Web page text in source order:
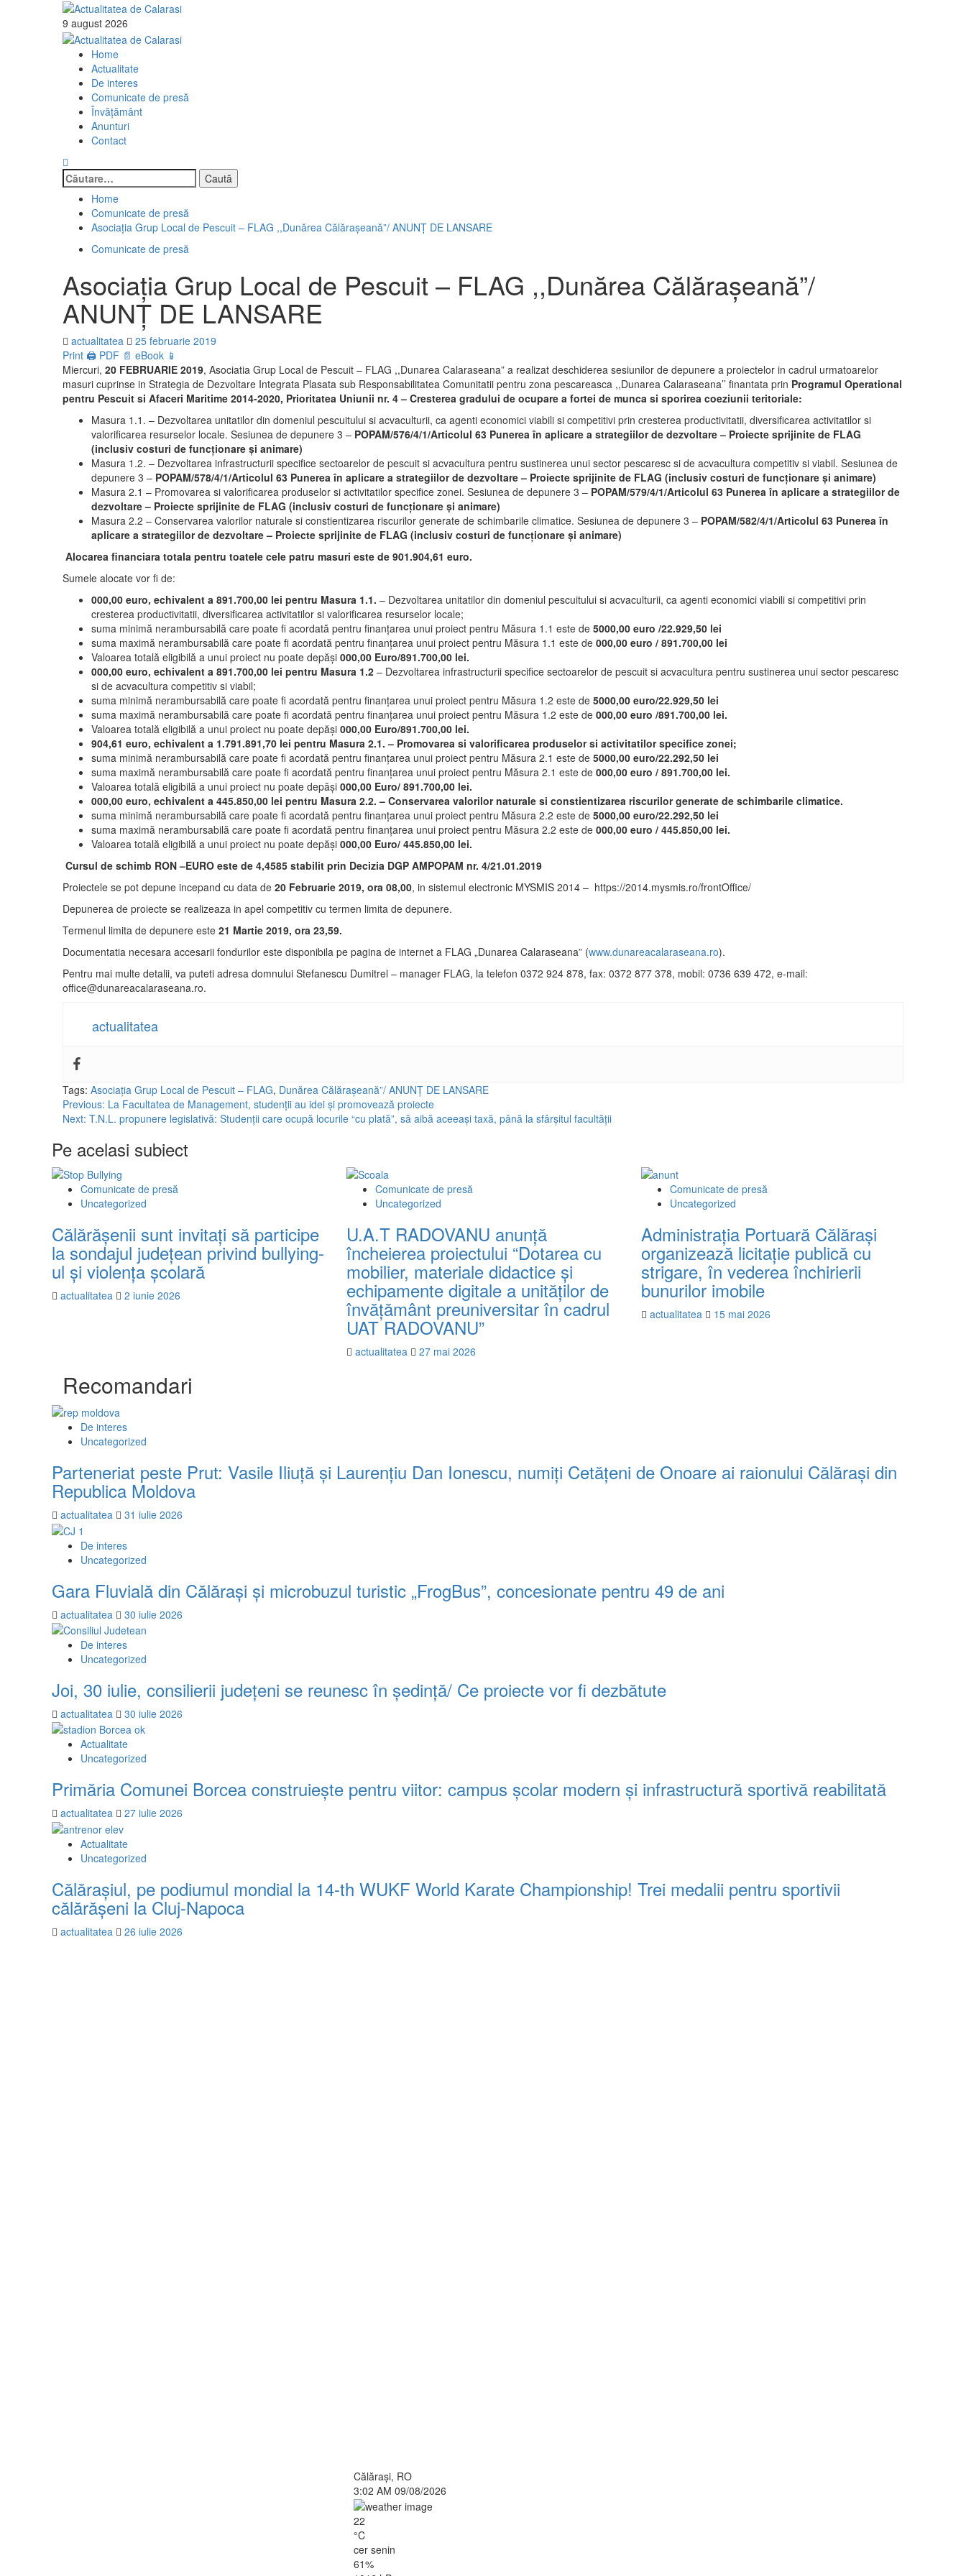
9 august 2026
Primary
Menu
Home
Actualitate
De interes
Comunicate de presă
Învăţământ
Anunturi
Contact
Caută
după:
Home
Comunicate de presă
Asociația Grup Local de Pescuit – FLAG ,,Dunărea Călărașeană”/ ANUNȚ DE LANSARE
Comunicate de presă
Asociația Grup Local de Pescuit – FLAG ,,Dunărea Călărașeană”/
ANUNȚ DE LANSARE
actualitatea
25 februarie 2019
Print 🖨 PDF 📄 eBook 📱
Miercuri, 20 FEBRUARIE 2019, Asociatia Grup Local de Pescuit – FLAG ,,Dunarea Calaraseana” a realizat deschiderea sesiunilor de depunere a proiectelor in cadrul urmatoarelor
masuri cuprinse in Strategia de Dezvoltare Integrata Plasata sub Responsabilitatea Comunitatii pentru zona pescareasca ,,Dunarea Calaraseana’’ finantata prin Programul Operational
pentru Pescuit si Afaceri Maritime 2014-2020, Prioritatea Uniunii nr. 4 – Cresterea gradului de ocupare a fortei de munca si sporirea coeziunii teritoriale:
Masura 1.1. – Dezvoltarea unitatilor din domeniul pescuitului si acvaculturii, ca agenti economici viabili si competitivi prin cresterea productivitatii, diversificarea activitatilor si
valorificarea resurselor locale. Sesiunea de depunere 3 – POPAM/576/4/1/Articolul 63 Punerea în aplicare a strategiilor de dezvoltare – Proiecte sprijinite de FLAG
(inclusiv costuri de funcționare și animare)
Masura 1.2. – Dezvoltarea infrastructurii specifice sectoarelor de pescuit si acvacultura pentru sustinerea unui sector pescaresc si de acvacultura competitiv si viabil. Sesiunea de
depunere 3 – POPAM/578/4/1/Articolul 63 Punerea în aplicare a strategiilor de dezvoltare – Proiecte sprijinite de FLAG (inclusiv costuri de funcționare și animare)
Masura 2.1 – Promovarea si valorificarea produselor si activitatilor specifice zonei. Sesiunea de depunere 3 – POPAM/579/4/1/Articolul 63 Punerea în aplicare a strategiilor de
dezvoltare – Proiecte sprijinite de FLAG (inclusiv costuri de funcționare și animare)
Masura 2.2 – Conservarea valorilor naturale si constientizarea riscurilor generate de schimbarile climatice. Sesiunea de depunere 3 – POPAM/582/4/1/Articolul 63 Punerea în
aplicare a strategiilor de dezvoltare – Proiecte sprijinite de FLAG (inclusiv costuri de funcționare și animare)
Alocarea financiara totala pentru toatele cele patru masuri este de 901.904,61 euro.
Sumele alocate vor fi de:
000,00 euro, echivalent a 891.700,00 lei pentru Masura 1.1. – Dezvoltarea unitatilor din domeniul pescuitului si acvaculturii, ca agenti economici viabili si competitivi prin
cresterea productivitatii, diversificarea activitatilor si valorificarea resurselor locale;
suma minimă nerambursabilă care poate fi acordată pentru finanțarea unui proiect pentru Măsura 1.1 este de 5000,00 euro /22.929,50 lei
suma maximă nerambursabilă care poate fi acordată pentru finanțarea unui proiect pentru Măsura 1.1 este de 000,00 euro / 891.700,00 lei
Valoarea totală eligibilă a unui proiect nu poate depăși 000,00 Euro/891.700,00 lei.
000,00 euro, echivalent a 891.700,00 lei pentru Masura 1.2 – Dezvoltarea infrastructurii specifice sectoarelor de pescuit si acvacultura pentru sustinerea unui sector pescaresc
si de acvacultura competitiv si viabil;
suma minimă nerambursabilă care poate fi acordată pentru finanțarea unui proiect pentru Măsura 1.2 este de 5000,00 euro/22.929,50 lei
suma maximă nerambursabilă care poate fi acordată pentru finanțarea unui proiect pentru Măsura 1.2 este de 000,00 euro /891.700,00 lei.
Valoarea totală eligibilă a unui proiect nu poate depăși 000,00 Euro/891.700,00 lei.
904,61 euro, echivalent a 1.791.891,70 lei pentru Masura 2.1. – Promovarea si valorificarea produselor si activitatilor specifice zonei;
suma minimă nerambursabilă care poate fi acordată pentru finanțarea unui proiect pentru Măsura 2.1 este de 5000,00 euro/22.292,50 lei
suma maximă nerambursabilă care poate fi acordată pentru finanțarea unui proiect pentru Măsura 2.1 este de 000,00 euro / 891.700,00 lei.
Valoarea totală eligibilă a unui proiect nu poate depăși 000,00 Euro/ 891.700,00 lei.
000,00 euro, echivalent a 445.850,00 lei pentru Masura 2.2. – Conservarea valorilor naturale si constientizarea riscurilor generate de schimbarile climatice.
suma minimă nerambursabilă care poate fi acordată pentru finanțarea unui proiect pentru Măsura 2.2 este de 5000,00 euro/22.292,50 lei
suma maximă nerambursabilă care poate fi acordată pentru finanțarea unui proiect pentru Măsura 2.2 este de 000,00 euro / 445.850,00 lei.
Valoarea totală eligibilă a unui proiect nu poate depăși 000,00 Euro/ 445.850,00 lei.
Cursul de schimb RON –EURO este de 4,4585 stabilit prin Decizia DGP AMPOPAM nr. 4/21.01.2019
Proiectele se pot depune incepand cu data de 20 Februarie 2019, ora 08,00, in sistemul electronic MYSMIS 2014 – https://2014.mysmis.ro/frontOffice/
Depunerea de proiecte se realizeaza in apel competitiv cu termen limita de depunere.
Termenul limita de depunere este 21 Martie 2019, ora 23,59.
Documentatia necesara accesarii fondurilor este disponibila pe pagina de internet a FLAG „Dunarea Calaraseana” (www.dunareacalaraseana.ro).
Pentru mai multe detalii, va puteti adresa domnului Stefanescu Dumitrel – manager FLAG, la telefon 0372 924 878, fax: 0372 877 378, mobil: 0736 639 472, e-mail:
office@dunareacalaraseana.ro.
actualitatea
Tags: Asociația Grup Local de Pescuit – FLAG, Dunărea Călărașeană”/ ANUNȚ DE LANSARE
Post
navigation
Previous: La Facultatea de Management, studenții au idei și promovează proiecte
Next: T.N.L. propunere legislativă: Studenții care ocupă locurile “cu plată”, să aibă aceeași taxă, până la sfârșitul facultății
Pe acelasi subiect
Comunicate de presă
Uncategorized
Călărășenii sunt invitați să participe
la sondajul județean privind bullying-
ul și violența școlară
actualitatea 2 iunie 2026
Comunicate de presă
Uncategorized
U.A.T RADOVANU anunță
încheierea proiectului “Dotarea cu
mobilier, materiale didactice și
echipamente digitale a unităților de
învățământ preuniversitar în cadrul
UAT RADOVANU”
actualitatea 27 mai 2026
Comunicate de presă
Uncategorized
Administraţia Portuară Călăraşi
organizează licitație publică cu
strigare, în vederea închirierii
bunurilor imobile
actualitatea 15 mai 2026
Recomandari
De interes
Uncategorized
Parteneriat peste Prut: Vasile Iliuță și Laurențiu Dan Ionescu, numiți Cetățeni de Onoare ai raionului Călărași din
Republica Moldova
actualitatea 31 iulie 2026
De interes
Uncategorized
Gara Fluvială din Călărași și microbuzul turistic „FrogBus”, concesionate pentru 49 de ani
actualitatea 30 iulie 2026
De interes
Uncategorized
Joi, 30 iulie, consilierii județeni se reunesc în ședință/ Ce proiecte vor fi dezbătute
actualitatea 30 iulie 2026
Actualitate
Uncategorized
Primăria Comunei Borcea construiește pentru viitor: campus școlar modern și infrastructură sportivă reabilitată
actualitatea 27 iulie 2026
Actualitate
Uncategorized
Călărașiul, pe podiumul mondial la 14-th WUKF World Karate Championship! Trei medalii pentru sportivii
călărășeni la Cluj-Napoca
actualitatea 26 iulie 2026
Călăraşi, RO
3:02 AM 09/08/2026
22
°C
cer senin
61%